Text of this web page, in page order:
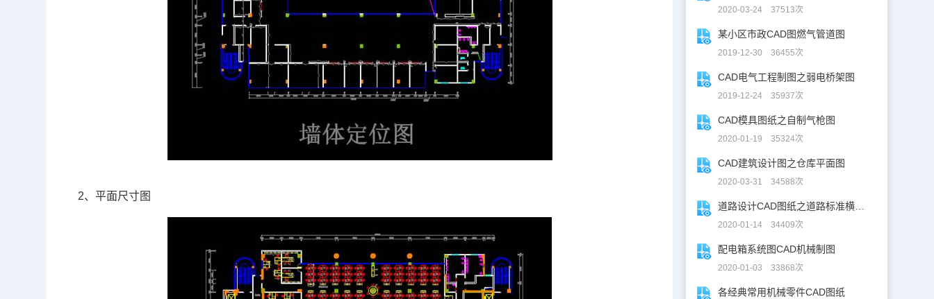
2、平面尺寸图
2020-03-24 37513次
某小区市政CAD图燃气管道图
2019-12-30 36455次
CAD电气工程制图之弱电桥架图
2019-12-24 35937次
CAD模具图纸之自制气枪图
2020-01-19 35324次
CAD建筑设计图之仓库平面图
2020-03-31 34588次
2020-01-14 34409次
配电箱系统图CAD机械制图
2020-01-03 33868次
各经典常用机械零件CAD图纸